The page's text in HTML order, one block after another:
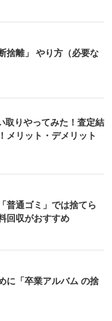
捨離」 やり方（必要な
取りやってみた！査定結
メリット・デメリット
普通ゴミ」では捨てら
回収がおすすめ
に「卒業アルバム の捨